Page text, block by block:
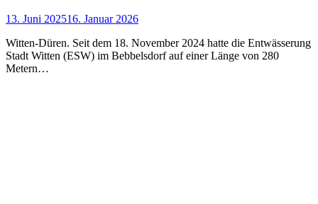
13. Juni 202516. Januar 2026
Witten-Düren. Seit dem 18. November 2024 hatte die Entwässerung
Stadt Witten (ESW) im Bebbelsdorf auf einer Länge von 280
Metern…